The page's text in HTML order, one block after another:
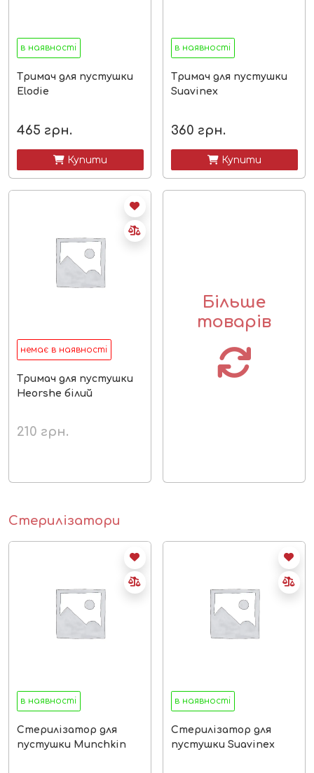
в наявності
Тримач для пустушки
Elodie
465 грн.
 Купити
в наявності
Тримач для пустушки
Suavinex
360 грн.
 Купити
немає в наявності
Тримач для пустушки
Heorshe білий
210 грн.
Більше
товарів
Стерилізатори
в наявності
Стерилізатор для
пустушки Munchkin
в наявності
Стерилізатор для
пустушки Suavinex